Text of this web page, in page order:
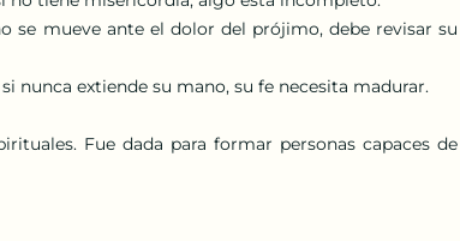
se mueve ante el dolor del prójimo, debe revisar su
nunca extiende su mano, su fe necesita madurar.
Fue dada para formar personas capaces de